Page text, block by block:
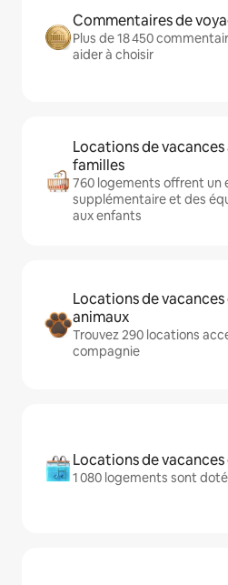
Commentaires de
Plus de 18 450
aider à choisir
Locations de
familles
760 logements offrent un
supplémentaire et des
aux enfants
Locations de
animaux
Trouvez 290 locations
compagnie
Locations de
1 080 logements sont